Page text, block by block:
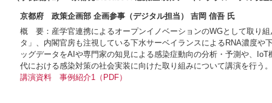
京都府 政策企画部 企画参事（デジタル担当） 吉岡 信吾 氏
概 要：産学官連携によるオープンイノベーションのWGとして取り
タ」、内閣官房も注視している下水サーベイランスによるRNA濃度や
ッグデータをAIや専門家の知見による感染症動向の分析・予測や、
代における感染対策の社会実装に向けた取り組みについて講演を行う。
講演資料 事例紹介1（PDF）